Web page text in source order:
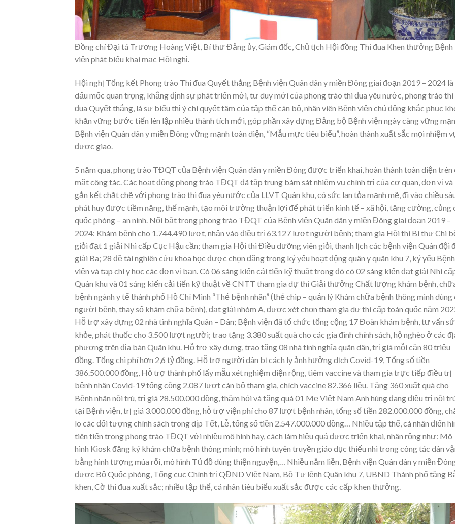
Đồng chí Đại tá Trương Hoàng Việt, Bí thư Đảng ủy, Giám đốc, Chủ tịch Hội đồng Thi đua Khen thưởng Bệnh
viện phát biểu khai mạc Hội nghị.
Hội nghị Tổng kết Phong trào Thi đua Quyết thắng Bệnh viện Quân dân y miền Đông giai đoạn 2019 – 2024 là
dấu mốc quan trọng, khẳng định sự phát triển mới, tư duy mới của phong trào thi đua yêu nước, phong trào thi
đua Quyết thắng, là sự biểu thị ý chí quyết tâm của tập thể cán bộ, nhân viên Bệnh viện chủ động khắc phục
khăn vững bước tiến lên lập nhiều thành tích mới, góp phần xây dựng Đảng bộ Bệnh viện ngày càng vững
Bệnh viện Quân dân y miền Đông vững mạnh toàn diện, “Mẫu mực tiêu biểu”, hoàn thành xuất sắc mọi nhiệm
được giao.
5 năm qua, phong trào TĐQT của Bệnh viện Quân dân y miền Đông được triển khai, hoàn thành toàn diện trên
mặt công tác. Các hoạt động phong trào TĐQT đã tập trung bám sát nhiệm vụ chính trị của cơ quan, đơn vị và
gắn kết chặt chẽ với phong trào thi đua yêu nước của LLVT Quân khu, có sức lan tỏa mạnh mẽ, đi vào chiều
phát huy được tiềm năng, thế mạnh, tạo môi trường thuận lợi để phát triển kinh tế – xã hội, tăng cường, củng
quốc phòng – an ninh. Nổi bật trong phong trào TĐQT của Bệnh viện Quân dân y miền Đông giai đoạn 2019 –
2024: Khám bệnh cho 1.744.490 lượt, nhận vào điều trị 63.127 lượt người bệnh; tham gia Hội thi Bí thư Chi
giỏi đạt 1 giải Nhì cấp Cục Hậu cần; tham gia Hội thi Điều dưỡng viên giỏi, thanh lịch các bệnh viện Quân đội
giải Ba; 28 đề tài nghiên cứu khoa học được chọn đăng trong kỷ yếu hoạt động quân y quân khu 7, kỷ yếu Bệnh
viện và tạp chí y học các đơn vị bạn. Có 06 sáng kiến cải tiến kỹ thuật trong đó có 02 sáng kiến đạt giải Nhì
Quân khu và 01 sáng kiến cải tiến kỹ thuật về CNTT tham gia dự thi Giải thưởng Chất lượng khám bệnh,
bệnh ngành y tế thành phố Hồ Chí Minh “Thẻ bệnh nhân” (thẻ chip – quản lý Khám chữa bệnh thông minh dùng
người bệnh, thay sổ khám chữa bệnh), đạt giải nhóm A, được xét chọn tham gia dự thi cấp toàn quốc năm
Hỗ trợ xây dựng 02 nhà tình nghĩa Quân – Dân; Bệnh viện đã tổ chức tổng cộng 17 Đoàn khám bệnh, tư vấn
khỏe, phát thuốc cho 3.500 lượt người; trao tặng 3.380 suất quà cho các gia đình chính sách, hộ nghèo ở các
phương trên địa bàn Quân khu. Hỗ trợ xây dựng, trao tặng 08 nhà tình nghĩa quân dân, trị giá mỗi căn 80 triệu
đồng. Tổng chi phí hơn 2,6 tỷ đồng. Hỗ trợ người dân bị cách ly ảnh hưởng dịch Covid-19, Tổng số tiền
386.500.000 đồng, Hỗ trợ thành phố lấy mẫu xét nghiệm diện rộng, tiêm vaccine và tham gia trực tiếp điều trị
bệnh nhân Covid-19 tổng cộng 2.087 lượt cán bộ tham gia, chích vaccine 82.366 liều. Tặng 360 xuất quà cho
Bệnh nhân nội trú, trị giá 28.500.000 đồng, thăm hỏi và tặng quà 01 Mẹ Việt Nam Anh hùng đang điều trị nội
tại Bệnh viện, trị giá 3.000.000 đồng, hỗ trợ viện phí cho 87 lượt bệnh nhân, tổng số tiền 282.000.000 đồng,
lo các đối tượng chính sách trong dịp Tết, Lễ, tổng số tiền 2.547.000.000 đồng… Nhiều tập thể, cá nhân điển
tiên tiến trong phong trào TĐQT với nhiều mô hình hay, cách làm hiệu quả được triển khai, nhân rộng như: Mô
hình Kiosk đăng ký khám chữa bệnh thông minh; mô hình tuyên truyền giáo dục thiếu nhi trong công tác dân
bằng hình tượng múa rối, mô hình Tủ đồ dùng thiện nguyện,… Nhiều năm liền, Bệnh viện Quân dân y miền
được Bộ Quốc phòng, Tổng cục Chính trị QĐND Việt Nam, Bộ Tư lệnh Quân khu 7, UBND Thành phố tặng
khen, Cờ thi đua xuất sắc; nhiều tập thể, cá nhân tiêu biểu xuất sắc được các cấp khen thưởng.